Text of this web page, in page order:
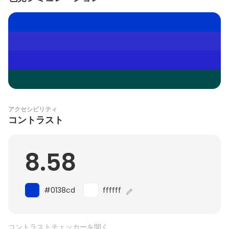
アクセシビリティ
コントラスト
8.58
#0138cd ffffff
コントラストチェッカーを開く